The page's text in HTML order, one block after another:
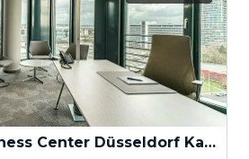
Collection Business Center Düsseldorf Kaiserswerther Strasse - Three George - Tagesbüro